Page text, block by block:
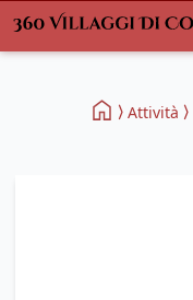
Attività